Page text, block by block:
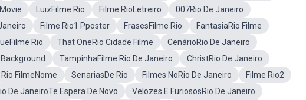
LuizFilme Rio Filme RioLetreiro
007Rio De Janeiro
Filme Rio1 Pposter FrasesFilme Rio
FantasiaRio Filme
Rio That OneRio Cidade Filme
CenárioRio De Janeiro
TampinhaFilme Rio De Janeiro
ChristRio De Janeiro
Rio FilmeNome SenariasDe Rio Filmes NoRio De Janeiro
Filme Rio2
De JaneiroTe Espera De Novo
Velozes E FuriososRio De Janeiro